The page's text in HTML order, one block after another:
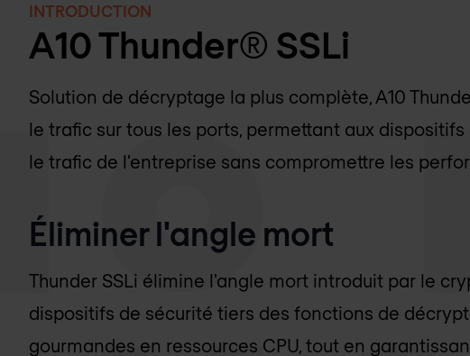
INTRODUCTION
A10 Thunder® SSLi
Solution de décryptage la plus complète, A10
le trafic sur tous les ports, permettant aux
le trafic de l'entreprise sans compromettre les
Éliminer l'angle mort
Thunder SSLi élimine l'angle mort introduit par le
dispositifs de sécurité tiers des fonctions de
gourmandes en ressources CPU, tout en